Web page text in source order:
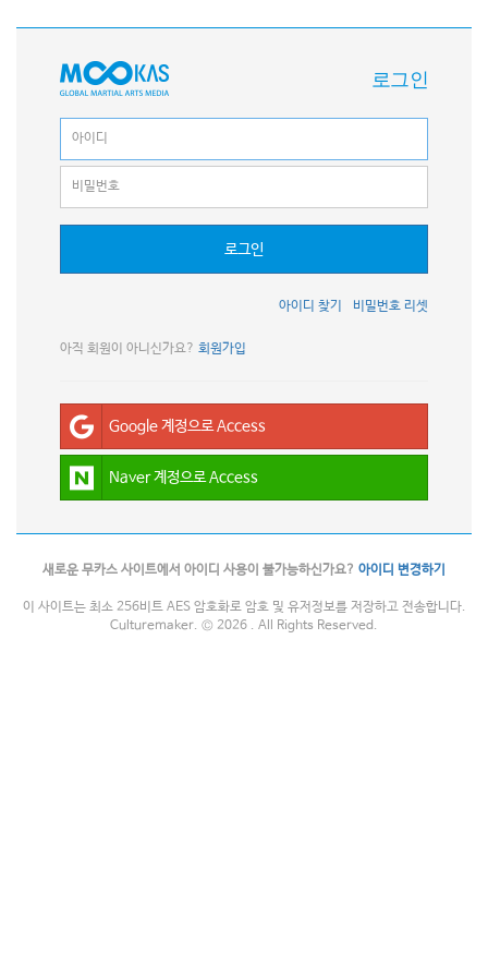
로그인
로그인
비밀번호 리셋
아이디 찾기
아직 회원이 아니신가요? 회원가입
Google 계정으로 Access
Naver 계정으로 Access
새로운 무카스 사이트에서 아이디 사용이 불가능하신가요? 아이디 변경하기
이 사이트는 최소 256비트 AES 암호화로 암호 및 유저정보를 저장하고 전송합니다.
Culturemaker. © 2026 . All Rights Reserved.